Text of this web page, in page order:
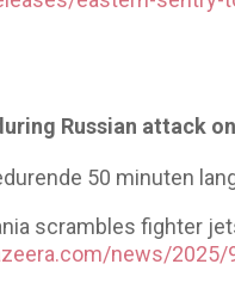
Russian attack
50 minuten
scrambles fighter
news/